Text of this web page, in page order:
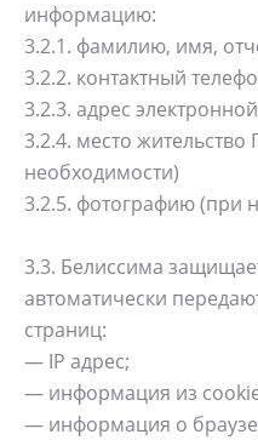
информацию:
3.2.1. фамилию, имя,
3.2.2. контактный
3.2.3. адрес
3.2.4. место жительство
необходимости)
3.2.5. фотографию (при
3.3. Белиссима
автоматически
страниц:
— IP адрес;
— информация из
— информация о